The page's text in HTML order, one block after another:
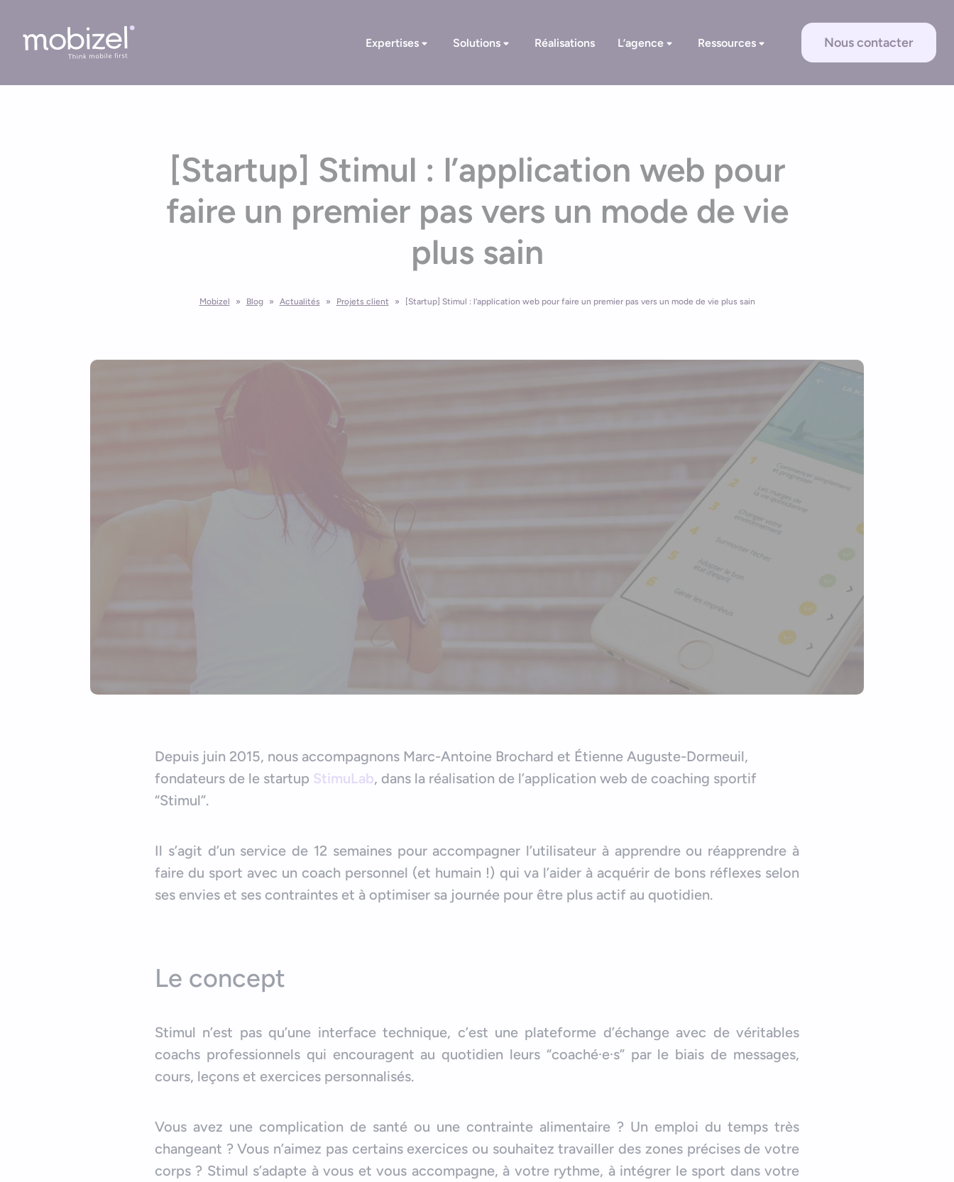
Expertises Solutions Réalisations L’agence Ressources Nous contacter
[Startup] Stimul : l’application web pour
faire un premier pas vers un mode de vie
plus sain
Mobizel » Blog » Actualités » Projets client » [Startup] Stimul : l’application web pour faire un premier pas vers un mode de vie plus sain
Depuis juin 2015, nous accompagnons Marc-Antoine Brochard et Étienne Auguste-Dormeuil,
fondateurs de le startup StimuLab, dans la réalisation de l’application web de coaching sportif
“Stimul”.
Il s’agit d’un service de 12 semaines pour accompagner l’utilisateur à apprendre ou réapprendre à
faire du sport avec un coach personnel (et humain !) qui va l’aider à acquérir de bons réflexes selon
ses envies et ses contraintes et à optimiser sa journée pour être plus actif au quotidien.
Le concept
Stimul n’est pas qu’une interface technique, c’est une plateforme d’échange avec de véritables
coachs professionnels qui encouragent au quotidien leurs “coaché·e·s” par le biais de messages,
cours, leçons et exercices personnalisés.
Vous avez une complication de santé ou une contrainte alimentaire ? Un emploi du temps très
changeant ? Vous n’aimez pas certains exercices ou souhaitez travailler des zones précises de votre
corps ? Stimul s’adapte à vous et vous accompagne, à votre rythme, à intégrer le sport dans votre